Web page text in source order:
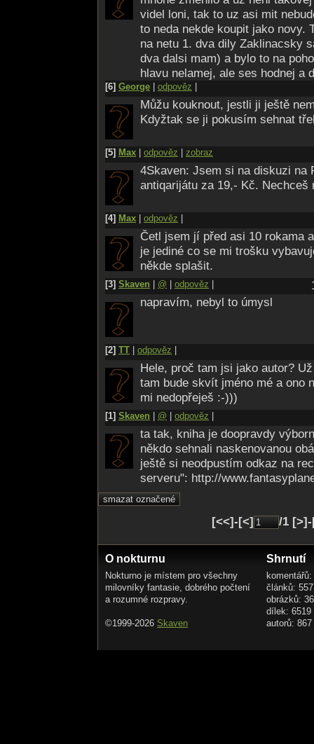
videl loni, tak to uz asi mit
to neda nekde koupit jako novy.
na netu 1. dva dily Zaklinacsky
dva dalsi mam) a bylo to na
hlavu nelamej, ale ses hodnej a
[6] George odpověz
Můžu kouknout, jestli ji ještě
Kdyžtak se ji pokusím sehnat
[5] Max odpověz zobraz
4Skaven: Jsem si na diskuzi na
antiqarijátu za 19,- Kč. Nechceš
[4] Max odpověz
Četl jsem jí před asi 10 rokama
je jediné co se mi trošku
někde splašit.
[3] Skaven @ odpověz
napravím, nebyl to úmysl
[2] TT odpověz
Hele, proč tam jsi jako autor?
tam bude skvít jméno mé a ono
mi nedopřeješ :-)))
[1] Skaven @ odpověz
ta tak, kniha je doopravdy
někdo sehnali naskenovanou
ještě si neodpustím odkaz na
serveru": http://
[<<]-[<] /1
O nokturnu
Nokturno je místem pro všechny
milovníky fantasie, dobrého počtení
a rozumné rozpravy.
©1999-2026 Skaven
Shrnutí
článků: 557
obrázků:
dílek: 6519
autorů: 867